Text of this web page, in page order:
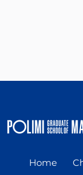
Home